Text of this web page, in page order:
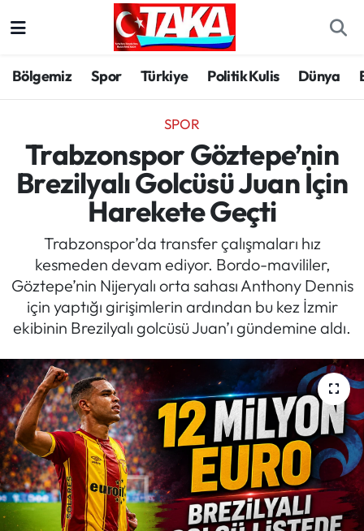
Bölgemiz Spor Türkiye Politik Kulis Dünya
SPOR
Trabzonspor Göztepe’nin
Brezilyalı Golcüsü Juan İçin
Harekete Geçti
Trabzonspor’da transfer çalışmaları hız
kesmeden devam ediyor. Bordo-mavililer,
Göztepe’nin Nijeryalı orta sahası Anthony Dennis
için yaptığı girişimlerin ardından bu kez İzmir
ekibinin Brezilyalı golcüsü Juan’ı gündemine aldı.
Spor
Türkiye
Kültür/Sanat
Politika
Politik Kulis
Dünya
Mektup Galeri
Röportaj
Manşet
Köşe Yazıları
Trabzon Hava Durumu
Trabzon Trafik Yoğunluk Haritası
Süper Lig Puan Durumu ve Fikstür
Tüm Manşetler
Son Dakika Haberleri
Haber Arşivi